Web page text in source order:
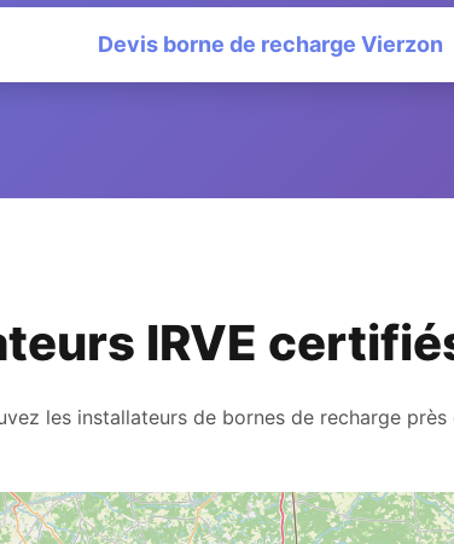
Devis borne de recharge Vierzon
IRVE
les installateurs de bornes de recharge